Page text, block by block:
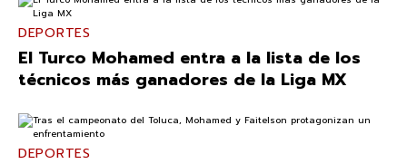
DEPORTES
El Turco Mohamed entra a la lista de los
técnicos más ganadores de la Liga MX
DEPORTES